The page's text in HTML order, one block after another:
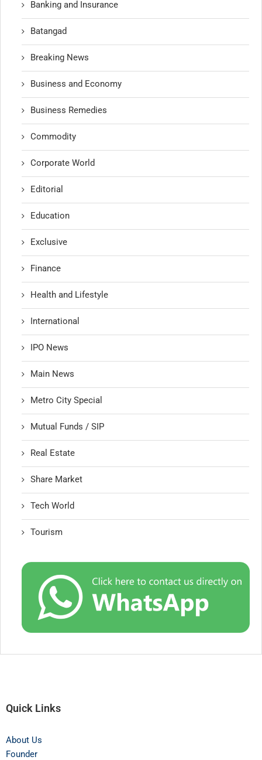
Banking and Insurance
Batangad
Breaking News
Business and Economy
Business Remedies
Commodity
Corporate World
Editorial
Education
Exclusive
Finance
Health and Lifestyle
International
IPO News
Main News
Metro City Special
Mutual Funds / SIP
Real Estate
Share Market
Tech World
Tourism
Quick Links
About Us
Founder